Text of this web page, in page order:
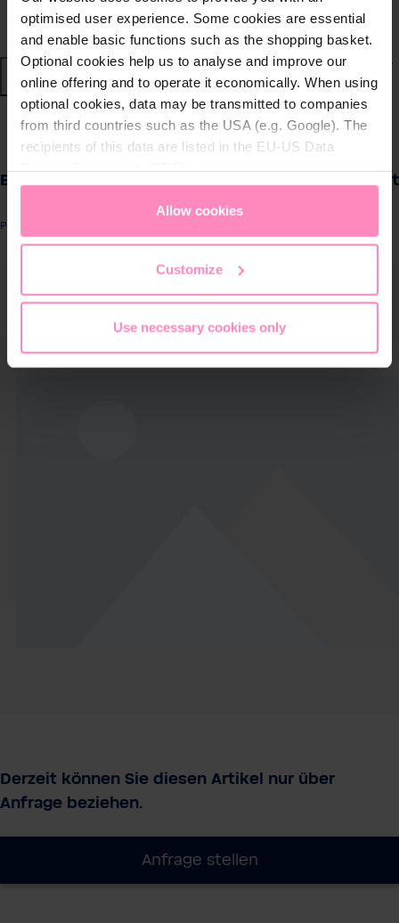
optimised user experience. Some cookies are essential
and enable basic functions such as the shopping basket.
Optional cookies help us to analyse and improve our
online offering and to operate it economically. When using
optional cookies, data may be transmitted to companies
from third countries such as the USA (e.g. Google). The
recipients of this data are listed in the EU-US Data
appropriate level of data protection. You canaccept all
only allow necessary cookies
access and change your chosen setting at any time in
Allow cookies
Customize
Use necessary cookies only
Nachhaltige Wassersysteme
Shop
Wasser von BWT
Produkte für
zuhause
Lösungen für
Geschäftskunden
zurück |
Ecosoft LG BW 4040 UES 4" Membrane element
Produktnummer: BW4040UES
Derzeit können Sie diesen Artikel nur über
Anfrage beziehen.
Anfrage stellen